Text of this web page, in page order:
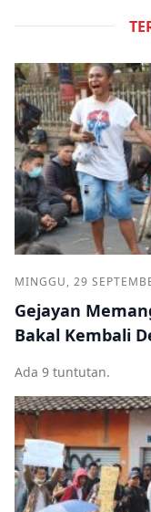
MINGGU, 29
Gejayan
Bakal Kembali
Ada 9 tuntutan.